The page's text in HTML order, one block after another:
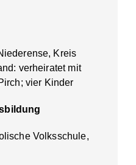
Kreis
verheiratet mit
vier Kinder
Volksschule,